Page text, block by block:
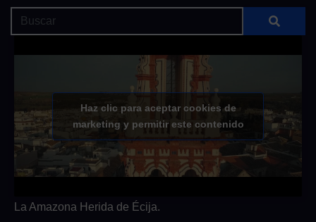
Haz clic para aceptar cookies de
marketing y permitir este contenido
La Amazona Herida de Écija.